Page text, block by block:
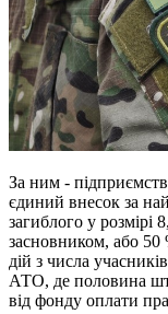
За ним -
єдиний внесок за
загиблого у розмірі
засновником, або 50
дій з числа
АТО, де половина
від фонду оплати